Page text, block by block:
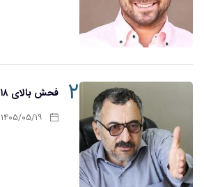
۲ فحش بالای ۱۸سال سعید لیلاز/ ویدئو
۱۴۰۵/۰۵/۱۹ ۱۴:۳۱